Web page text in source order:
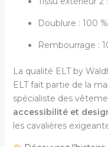
Doublure : 100
Rembourrage :
La qualité ELT by
ELT fait partie de la
spécialiste des
accessibilité et
les cavalières